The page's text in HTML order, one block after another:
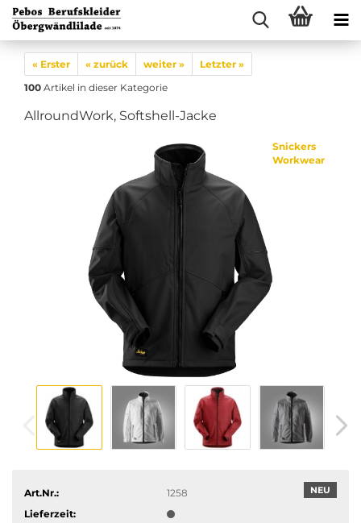
« Erster « zurück weiter »
Letzter »
100 Artikel in dieser Kategorie
AllroundWork, Softshell-Jacke
Snickers
Workwear
NEU
Art.Nr.:
1258
Lieferzeit: